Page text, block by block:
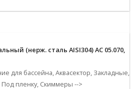
(нерж. сталь AISI304) АС 05.070,
для бассейна, Аквасектор, Закладные,
пленку, Скиммеры -->